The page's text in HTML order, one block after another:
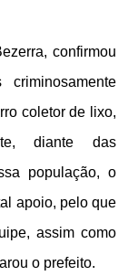
confirmou
coletor de lixo,
diante das
população, o
apoio, pelo que
assim como
o prefeito.